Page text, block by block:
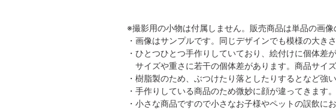
※撮影用の小物は付属しません。販売商品は単品の画像
・画像はサンプルです。同じデザインでも模様の大き
・ひとつひとつ手作りしていており、絵付けに個体差
サイズや重さに若干の個体差があります。商品サイ
・樹脂製のため、ぶつけたり落としたりするとなど強
・手作りしている商品のため微妙に顔が違ってきます
・小さな商品ですので小さなお子様やペットの誤飲に